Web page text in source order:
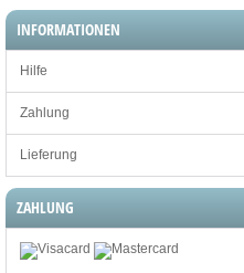
INFORMATIONEN
Hilfe
Zahlung
Lieferung
ZAHLUNG